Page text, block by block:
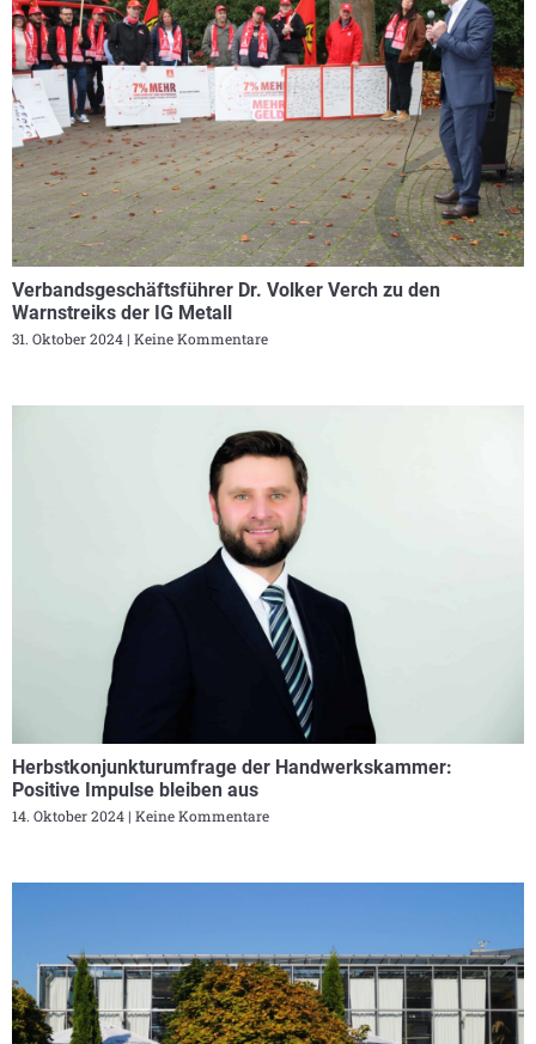
Verbandsgeschäftsführer Dr. Volker Verch zu den
Warnstreiks der IG Metall
31. Oktober 2024 Keine Kommentare
Herbstkonjunkturumfrage der Handwerkskammer:
Positive Impulse bleiben aus
14. Oktober 2024 Keine Kommentare